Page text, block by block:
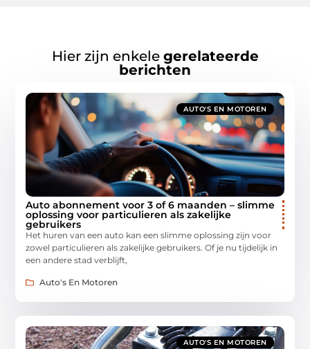
Hier zijn enkele gerelateerde
berichten
AUTO'S EN MOTOREN
Auto abonnement voor 3 of 6 maanden – slimme
oplossing voor particulieren als zakelijke
gebruikers
Het huren van een auto kan een slimme oplossing zijn voor
zowel particulieren als zakelijke gebruikers. Of je nu tijdelijk in
een andere stad verblijft,
Auto's En Motoren
AUTO'S EN MOTOREN